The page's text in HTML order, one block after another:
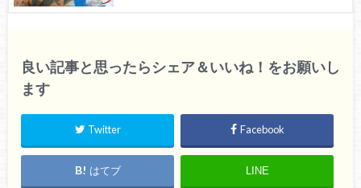
良い記事と思ったらシェア＆いいね！をお願いし
ます
Twitter Facebook
はてブ LINE